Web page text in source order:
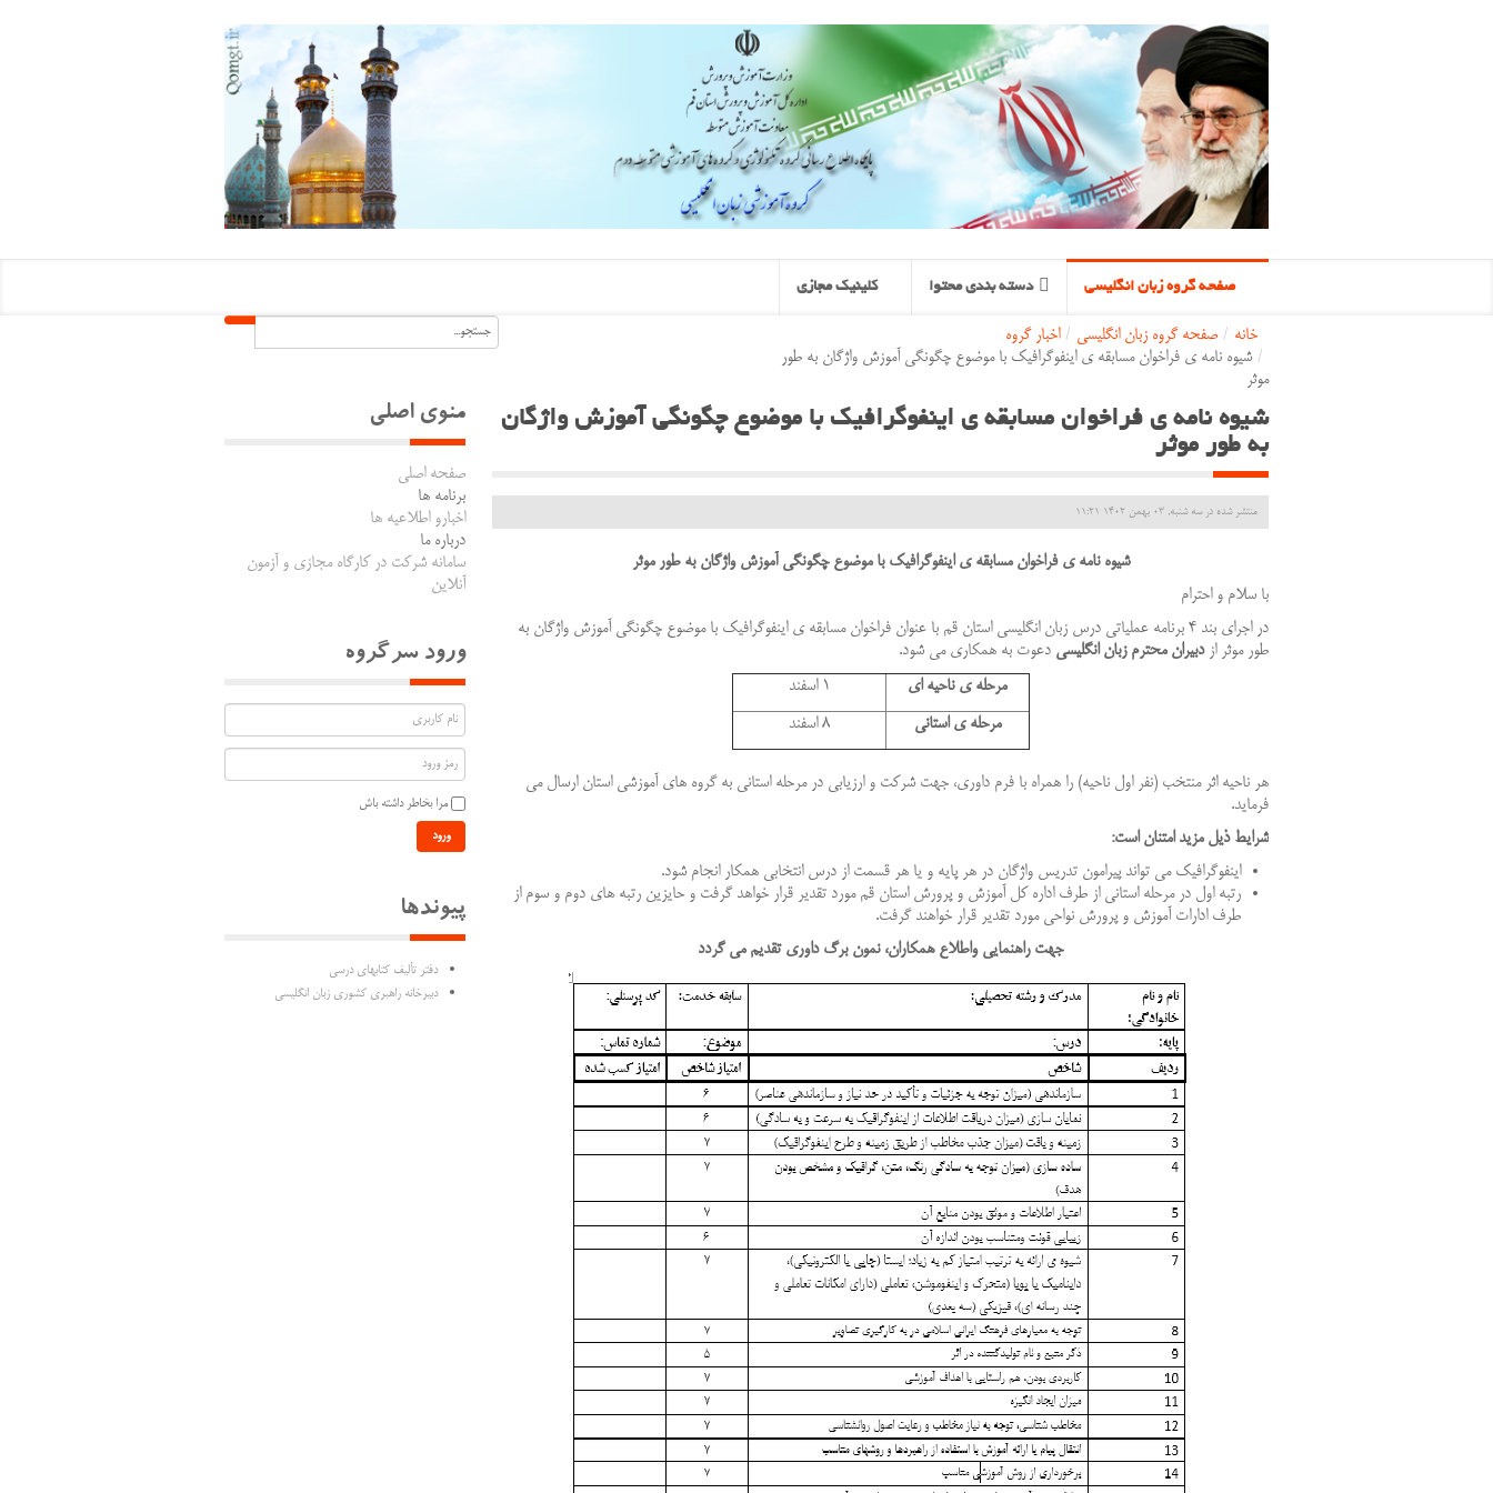
صفحه گروه زبان انگلیسی دسته بندی محتوا کلینیک مجازی
خانه / صفحه گروه زبان انگلیسی / اخبار گروه
/ شیوه نامه ی فراخوان مسابقه ی اینفوگرافیک با موضوع چگونگی آموزش واژگان به طور
موثر
شیوه نامه ی فراخوان مسابقه ی اینفوگرافیک با موضوع چگونگی آموزش واژگان
به طور موثر
منتشر شده در سه شنبه, 03 بهمن 1402 11:21
شیوه نامه یفراخوان مسابقه ی اینفوگرافیک با موضوع چگونگی آموزش واژگان به طور موثر
با سلام و احترام
در اجرای بند 4 برنامه عملیاتی درس زبان انگلیسی استان قم با عنوان فراخوان مسابقه ی اینفوگرافیک با موضوع چگونگی آموزش واژگان به
طور موثر ازدبیران محترم زبان انگلیسی دعوت به همکاری می شود.
مرحله ی ناحیه ای
1 اسفند
مرحله ی استانی
8 اسفند
هر ناحیه اثر منتخب (نفر اول ناحیه) را همراه با فرم داوري، جهت شرکت و ارزیابی در مرحله استانی به گروه های آموزشی استان ارسال می
فرماید.
شرایط ذیل مزید امتنان است:
اینفوگرافیک می تواند پیرامون تدریس واژگان در هر پایه و یا هر قسمت از درس انتخابی همکار انجام شود.
رتبه اول در مرحله استانی از طرف اداره كل آموزش و پرورش استان قم مورد تقدير قرار خواهد گرفت و حایزین رتبه های دوم و سوم از
طرف ادارات آموزش و پرورش نواحی مورد تقدیر قرار خواهند گرفت.
جهت راهنمایی واطلاع همکاران، نمون برگ داوری تقدیم می گردد
منوی اصلی
صفحه اصلی
برنامه ها
اخبارو اطلاعیه ها
درباره ما
سامانه شرکت در کارگاه مجازی و آزمون
آنلاین
ورود سرگروه
مرا بخاطر داشته باش
ورود
پیوندها
دفتر تألیف كتابهاي درسي
دبیرخانه راهبری کشوری زبان انگلیسی